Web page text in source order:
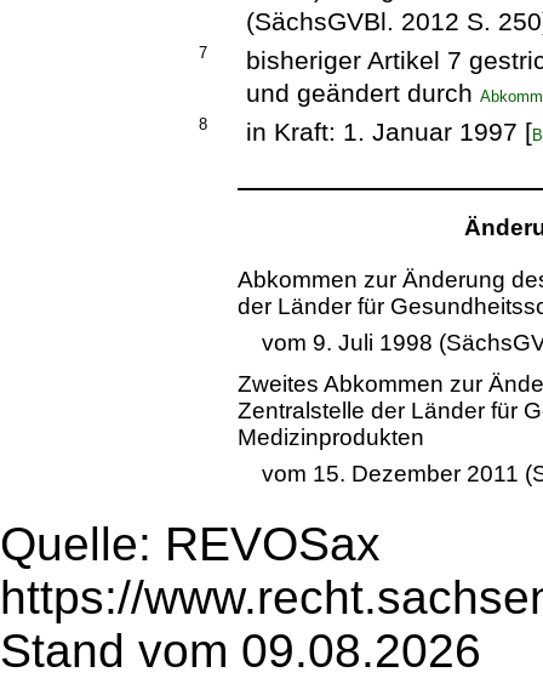
(SächsGVBl. 2012 S.
7
bisheriger Artikel 7
und geändert durch
8
in Kraft: 1. Januar 1997 [
Abkommen zur Änderung
der Länder für
vom 9. Juli 1998
Zweites Abkommen zur
Zentralstelle der Länder für
Medizinprodukten
vom 15. Dezember 2011
Quelle: REVOSax
https://
Stand vom 09.08.2026